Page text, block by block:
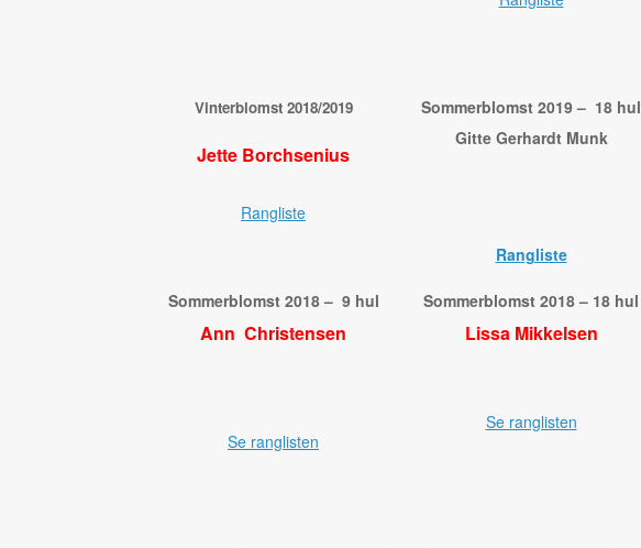
Vinterblomst 2018/2019
Jette Borchsenius
Rangliste
Sommerblomst 2019 – 18 hul
Gitte Gerhardt Munk
Rangliste
Sommerblomst 2018 – 9 hul
Ann Christensen
Se ranglisten
Sommerblomst 2018 – 18 hul
Lissa Mikkelsen
Se ranglisten